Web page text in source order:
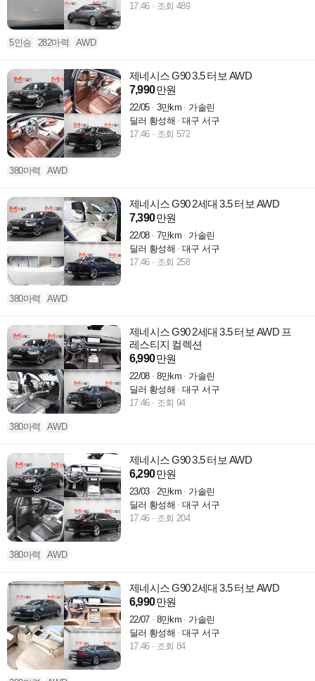
17:46
조회 489
5인승 282마력 AWD
제네시스 G90 3.5 터보 AWD
7,990만원
22/05 3만km
가솔린
딜러 황성해
대구 서구
17:46
조회 572
380마력 AWD
제네시스 G90 2세대 3.5 터보 AWD
7,390만원
22/08 7만km
가솔린
딜러 황성해
대구 서구
17:46
조회 258
380마력 AWD
제네시스 G90 2세대 3.5 터보 AWD 프
레스티지 컬렉션
6,990만원
22/08 8만km
가솔린
딜러 황성해
대구 서구
17:46
조회 94
380마력 AWD
제네시스 G90 3.5 터보 AWD
6,290만원
23/03 2만km
가솔린
딜러 황성해
대구 서구
17:46
조회 204
380마력 AWD
제네시스 G90 2세대 3.5 터보 AWD
6,990만원
22/07 8만km
가솔린
딜러 황성해
대구 서구
17:46
조회 84